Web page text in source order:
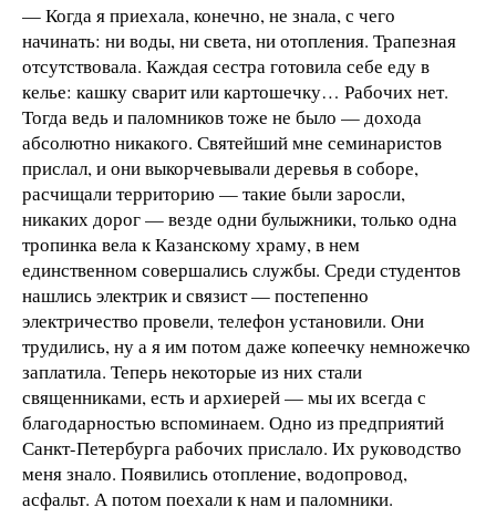
— Когда я приехала, конечно, не знала, с чего
начинать: ни воды, ни света, ни отопления. Трапезная
отсутствовала. Каждая сестра готовила себе еду в
келье: кашку сварит или картошечку… Рабочих нет.
Тогда ведь и паломников тоже не было — дохода
абсолютно никакого. Святейший мне семинаристов
прислал, и они выкорчевывали деревья в соборе,
расчищали территорию — такие были заросли,
никаких дорог — везде одни булыжники, только одна
тропинка вела к Казанскому храму, в нем
единственном совершались службы. Среди студентов
нашлись электрик и связист — постепенно
электричество провели, телефон установили. Они
трудились, ну а я им потом даже копеечку немножечко
заплатила. Теперь некоторые из них стали
священниками, есть и архиерей — мы их всегда с
благодарностью вспоминаем. Одно из предприятий
Санкт-Петербурга рабочих прислало. Их руководство
меня знало. Появились отопление, водопровод,
асфальт. А потом поехали к нам и паломники.